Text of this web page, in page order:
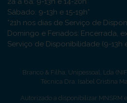
Sábado: 9-13h e 15-19h*
*21h nos dias de Serviço de
Domingo e Feriados: Encerrada,
Serviço de Disponibilidade (9-13h
Branco & Filha, Unipessoal, Lda
Técnica Dra. Isabel Cristina
Autorizado a disponibilizar MNSRM